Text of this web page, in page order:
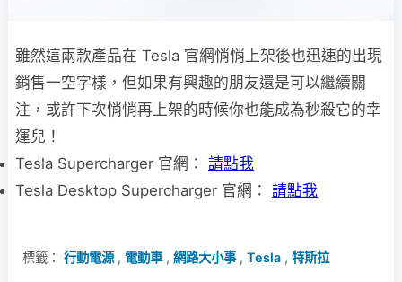
雖然這兩款產品在 Tesla 官網悄悄上架後也迅速的出現
銷售一空字樣，但如果有興趣的朋友還是可以繼續關
注，或許下次悄悄再上架的時候你也能成為秒殺它的幸
運兒！
Tesla Supercharger 官網： 請點我
Tesla Desktop Supercharger 官網： 請點我
標籤： 行動電源, 電動車, 網路大小事, Tesla , 特斯拉